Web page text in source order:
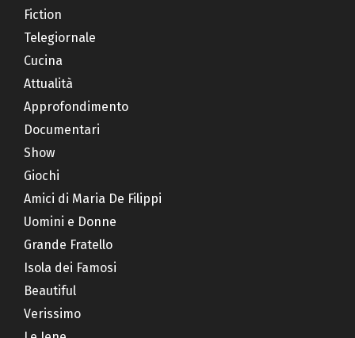
Fiction
Telegiornale
Cucina
Attualità
Approfondimento
Documentari
Show
Giochi
Amici di Maria De Filippi
Uomini e Donne
Grande Fratello
Isola dei Famosi
Beautiful
Verissimo